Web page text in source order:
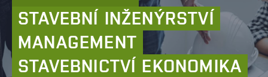
STAVEBNÍ INŽENÝRSTVÍ
MANAGEMENT
STAVEBNICTVÍ EKONOMIKA